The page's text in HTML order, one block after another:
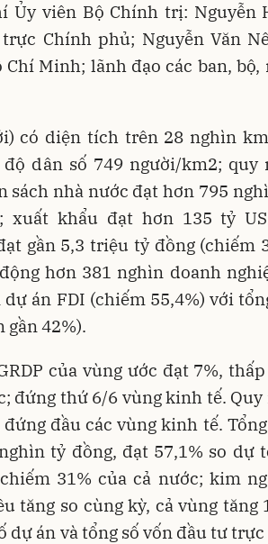
Ủy viên Bộ Chính trị: Nguyễn
Chính phủ; Nguyễn Văn
Minh; lãnh đạo các ban, bộ,
có diện tích trên 28 nghìn
dân số 749 người/km2; quy
sách nhà nước đạt hơn 795
xuất khẩu đạt hơn 135 tỷ
gần 5,3 triệu tỷ đồng (chiếm
hơn 381 nghìn doanh
án FDI (chiếm 55,4%) với
gần 42%).
của vùng ước đạt 7%,
đứng thứ 6/6 vùng kinh tế. Quy
đầu các vùng kinh tế.
tỷ đồng, đạt 57,1% so dự
31% của cả nước; kim
tăng so cùng kỳ, cả vùng tăng
dự án và tổng số vốn đầu tư